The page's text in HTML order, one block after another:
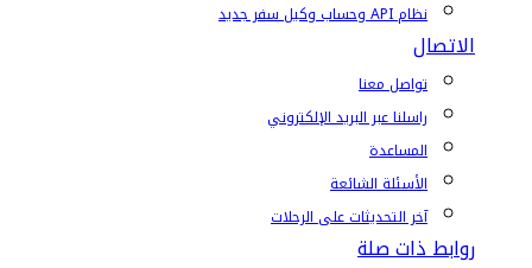
نظام API وحساب وكيل سفر جديد
الاتصال
تواصل معنا
راسلنا عبر البريد الإلكتروني
المساعدة
الأسئلة الشائعة
آخر التحديثات على الرحلات
روابط ذات صلة